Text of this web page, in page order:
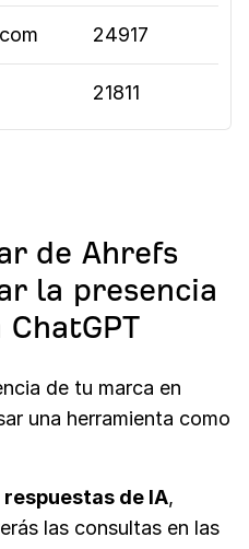
24917
21811
de Ahrefs
la presencia
de tu marca en
una herramienta como
respuestas de IA,
las consultas en las